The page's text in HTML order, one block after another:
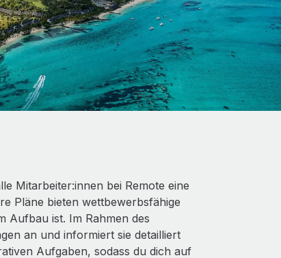
Mitarbeiter:innen bei Remote eine
Pläne bieten wettbewerbsfähige
Aufbau ist. Im Rahmen des
an und informiert sie detailliert
Aufgaben, sodass du dich auf